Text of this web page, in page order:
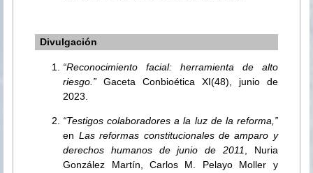
Divulgación
“Reconocimiento facial: herramienta de alto
riesgo.” Gaceta Conbioética XI(48), junio de
2023.
“Testigos colaboradores a la luz de la reforma,”
en Las reformas constitucionales de amparo y
derechos humanos de junio de 2011, Nuria
González Martín, Carlos M. Pelayo Moller y